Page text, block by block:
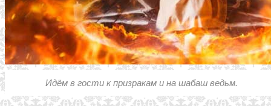
Идём в гости к призракам и на шабаш ведьм.